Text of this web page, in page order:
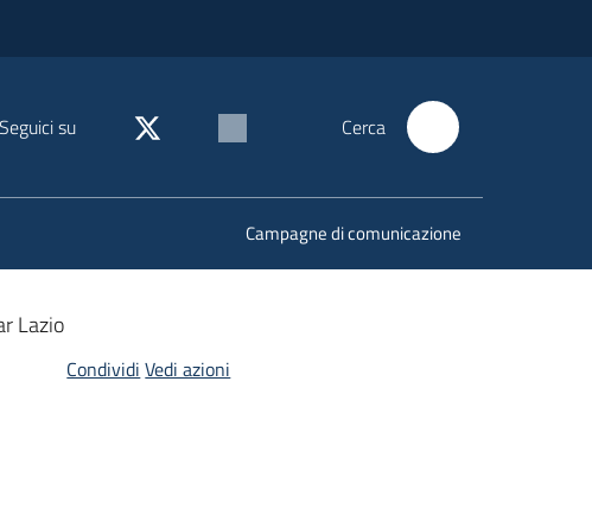
Seguici su Cerca
Campagne di comunicazione
Lazio
Condividi Vedi azioni